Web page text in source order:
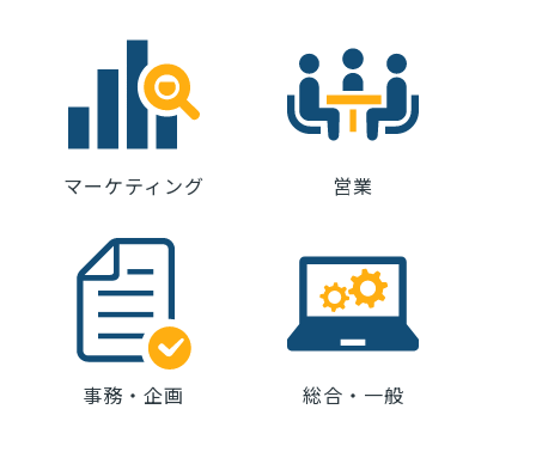
マーケティング 営業
事務・企画 総合・一般